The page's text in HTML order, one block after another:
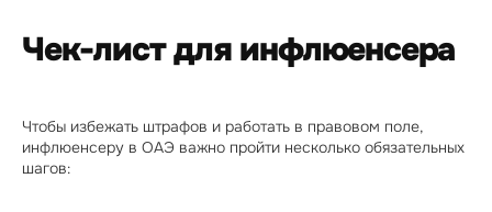
Чек-лист для инфлюенсера
Чтобы избежать штрафов и работать в правовом поле,
инфлюенсеру в ОАЭ важно пройти несколько обязательных
шагов: